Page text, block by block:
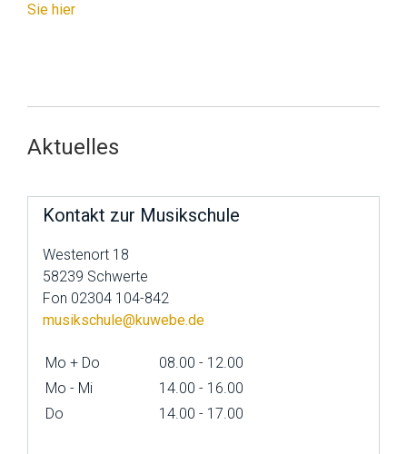
Sie hier
Aktuelles
Kontakt zur Musikschule
Westenort 18
58239 Schwerte
Fon 02304 104-842
musikschule@kuwebe.de
Mo + Do
08.00 - 12.00
Mo - Mi
14.00 - 16.00
Do
14.00 - 17.00